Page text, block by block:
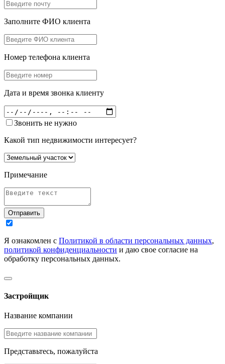
Заполните ФИО клиента
Номер телефона клиента
Дата и время звонка клиенту
Звонить не нужно
Какой тип недвижимости интересует?
Примечание
Отправить
Я ознакомлен с Политикой в области персональных данных,
политикой конфиденциальности и даю свое согласие на
обработку персональных данных.
Застройщик
Название компании
Представьтесь, пожалуйста